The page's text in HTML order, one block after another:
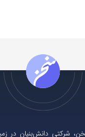
شرکتی دانش‌بنیان در